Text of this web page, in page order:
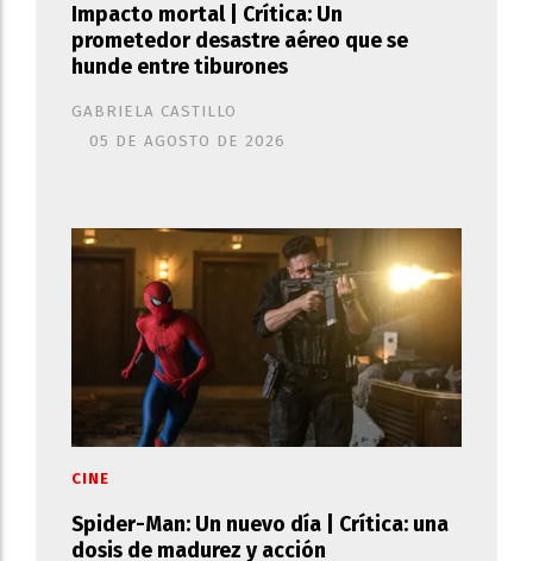
Impacto mortal | Crítica: Un
prometedor desastre aéreo que se
hunde entre tiburones
GABRIELA CASTILLO
05 DE AGOSTO DE 2026
Spider-Man: Un nuevo día | Crítica: una
dosis de madurez y acción
CINE